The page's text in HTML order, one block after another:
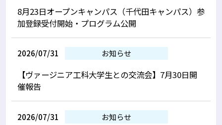
8月23日オープンキャンパス（千代田キャンパス）参
加登録受付開始・プログラム公開
2026/07/31 お知らせ
【ヴァージニア工科大学生との交流会】7月30日開
催報告
2026/07/31 お知らせ